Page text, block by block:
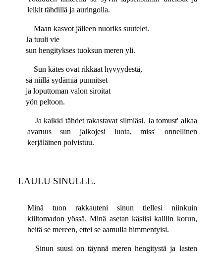
leikit tähdillä ja auringolla.
Maan kasvot jälleen nuoriks suutelet.
Ja tuuli vie
sun hengitykses tuoksun meren yli.
Sun kätes ovat rikkaat hyvyydestä,
sä niillä sydämiä punnitset
ja loputtoman valon siroitat
yön peltoon.
Ja kaikki tähdet rakastavat silmiäsi. Ja tomust' alkaa
avaruus sun jalkojesi luota, miss' onnellinen
kerjäläinen polvistuu.
LAULU SINULLE.
Minä tuon rakkauteni sinun tiellesi niinkuin
kiiltomadon yössä. Minä asetan käsiisi kalliin korun,
heitä se mereen, ettei se aamulla himmentyisi.
Sinun suusi on täynnä meren hengitystä ja lasten